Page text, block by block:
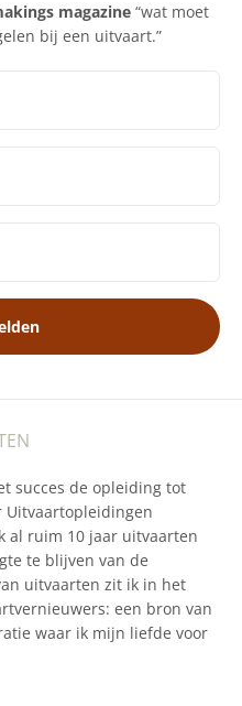
magazine “wat moet
bij een uitvaart.”
succes de opleiding tot
al ruim 10 jaar uitvaarten
te blijven van de
uitvaarten zit ik in het
een bron van
waar ik mijn liefde voor